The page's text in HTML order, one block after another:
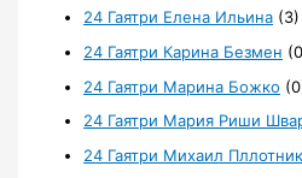
24 Гаятри Елена Ильина (3)
24 Гаятри Карина Безмен
24 Гаятри Марина Божко
24 Гаятри Мария Риши
24 Гаятри Михаил